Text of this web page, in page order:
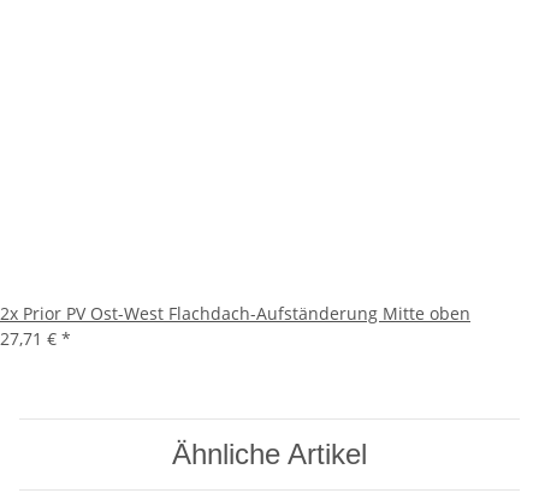
2x Prior PV Ost-West Flachdach-Aufständerung Mitte oben
27,71 € *
Ähnliche Artikel